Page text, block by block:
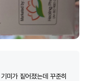
미가 짙어졌는데 꾸준히